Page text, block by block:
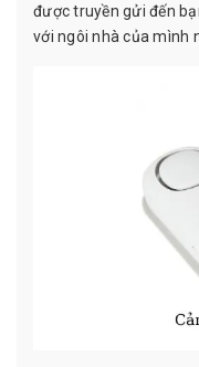
được truyền gửi đến
với ngôi nhà của mình